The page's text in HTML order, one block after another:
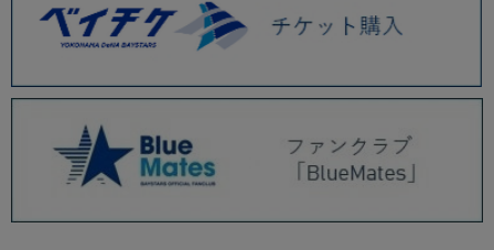
2025.08 (6)
2025.07 (6)
2025.05 (9)
2025.04 (9)
2025.03 (9)